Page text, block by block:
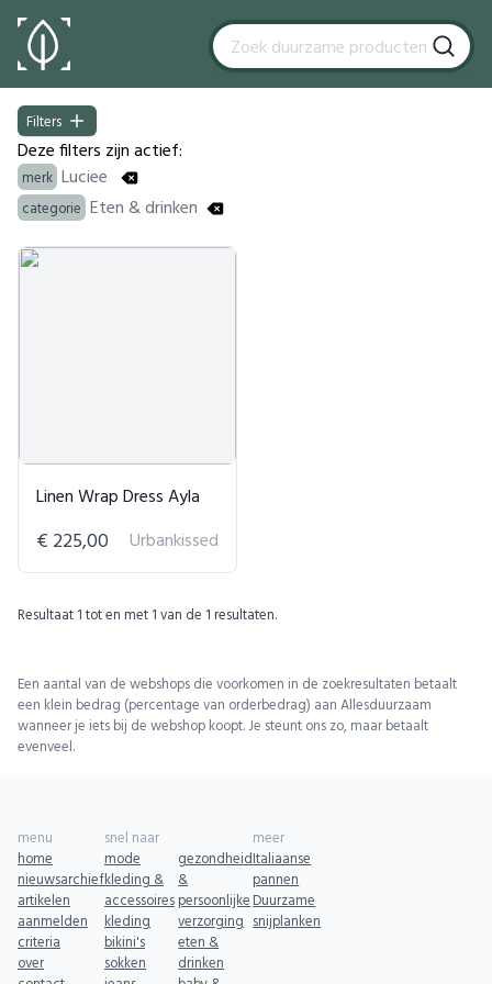
Filters
Filters
Deze filters zijn actief:
merk Luciee
categorie Eten & drinken
Products
Linen Wrap Dress Ayla
€ 225,00 Urbankissed
Resultaat 1tot en met 1 van de 1 resultaten.
Een aantal van de webshops die voorkomen in de zoekresultaten betaalt
een klein bedrag (percentage van orderbedrag) aan Allesduurzaam
wanneer je iets bij de webshop koopt. Je steunt ons zo, maar betaalt
evenveel.
menu
home
nieuwsarchief
artikelen
aanmelden
criteria
over
snel naar
mode
kleding &
accessoires
kleding
bikini's
sokken
gezondheid
&
persoonlijke
verzorging
eten &
drinken
meer
Italiaanse
pannen
Duurzame
snijplanken